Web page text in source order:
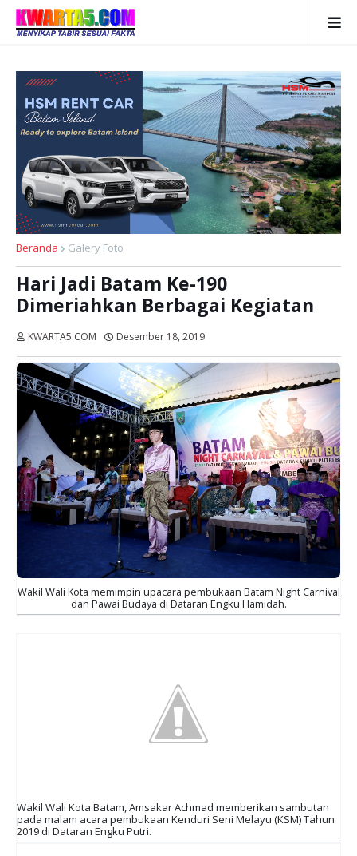
Beranda Galery Foto
Hari Jadi Batam Ke-190
Dimeriahkan Berbagai Kegiatan
KWARTA5.COM Desember 18, 2019
Wakil Wali Kota memimpin upacara pembukaan Batam Night Carnival
dan Pawai Budaya di Dataran Engku Hamidah.
Wakil Wali Kota Batam, Amsakar Achmad memberikan sambutan
pada malam acara pembukaan Kenduri Seni Melayu (KSM) Tahun
2019 di Dataran Engku Putri.